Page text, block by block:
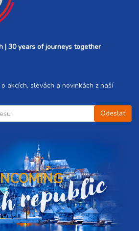
| 30 years of journeys together
akcích, slevách a novinkách z naší
republic